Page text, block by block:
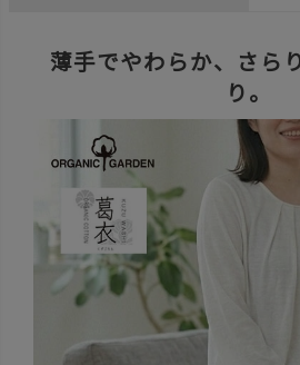
薄手でやわらか、さら
り。